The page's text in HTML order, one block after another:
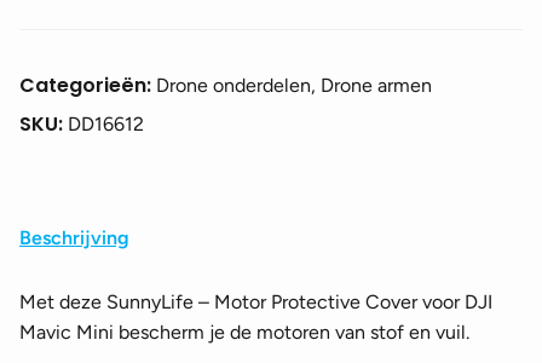
Mavic
-
Categorieën: Drone onderdelen, Drone armen
SKU: DD16612
Beschrijving
Met deze SunnyLife – Motor Protective Cover voor DJI
Mavic Mini bescherm je de motoren van stof en vuil.